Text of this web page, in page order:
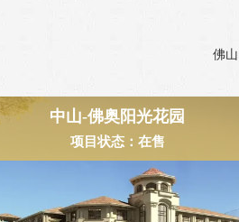
佛山
中山-佛奥阳光花园
项目状态：在售